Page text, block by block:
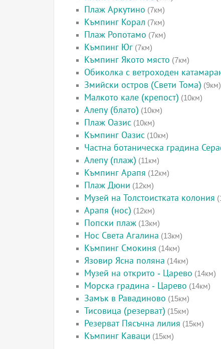
Плаж Аркутино (7км)
Къмпинг Корал (7км)
Плаж Ропотамо (7км)
Къмпинг Юг (7км)
Къмпинг Якото място (7км)
Обиколка с ветроходен
Змийски остров (Свети Тома) (9км)
Малкото кале (крепост) (10км)
Алепу (блато) (10км)
Плаж Оазис (10км)
Къмпинг Оазис (10км)
Частна ботаническа градина
Алепу (плаж) (11км)
Къмпинг Арапя (12км)
Плаж Дюни (12км)
Музей на Толстоистката колония
Арапя (нос) (12км)
Попски плаж (13км)
Нос Света Агалина (13км)
Къмпинг Смокиня (14км)
Язовир Ясна поляна (14км)
Музей на открито - Царево (14км)
Морска градина - Царево (14км)
Замък в Равадиново (15км)
Тисовица (резерват) (15км)
Резерват Пясъчна лилия (15км)
Къмпинг Каваци (15км)